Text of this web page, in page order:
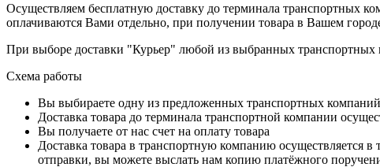
Осуществляем бесплатную доставку до терминала
оплачиваются Вами отдельно, при получении товара в Вашем
При выборе доставки "Курьер" любой из выбранных транспортных
Схема работы
Вы выбираете одну из предложенных транспортных
Доставка товара до терминала транспортной компании
Вы получаете от нас счет на оплату товара
Доставка товара в транспортную компанию осуществляется
отправки, вы можете выслать нам копию платёжного